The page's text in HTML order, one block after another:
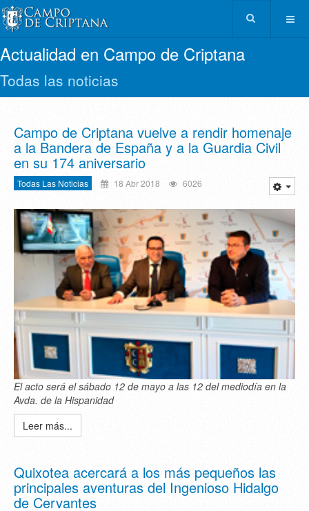
Actualidad en Campo de Criptana
Todas las noticias
Campo de Criptana vuelve a rendir homenaje
a la Bandera de España y a la Guardia Civil
en su 174 aniversario
Todas Las Noticias 18 Abr 2018 6026
El acto será el sábado 12 de mayo a las 12 del mediodía en la
Avda. de la Hispanidad
Leer más...
Quixotea acercará a los más pequeños las
principales aventuras del Ingenioso Hidalgo
de Cervantes